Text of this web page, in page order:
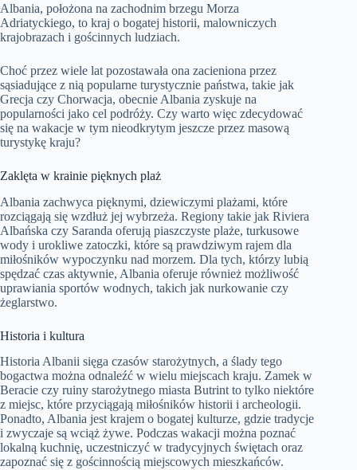
Albania, położona na zachodnim brzegu Morza
Adriatyckiego, to kraj o bogatej historii, malowniczych
krajobrazach i gościnnych ludziach.
Choć przez wiele lat pozostawała ona zacieniona przez
sąsiadujące z nią popularne turystycznie państwa, takie jak
Grecja czy Chorwacja, obecnie Albania zyskuje na
popularności jako cel podróży. Czy warto więc zdecydować
się na wakacje w tym nieodkrytym jeszcze przez masową
turystykę kraju?
Zaklęta w krainie pięknych plaż
Albania zachwyca pięknymi, dziewiczymi plażami, które
rozciągają się wzdłuż jej wybrzeża. Regiony takie jak Riviera
Albańska czy Saranda oferują piaszczyste plaże, turkusowe
wody i urokliwe zatoczki, które są prawdziwym rajem dla
miłośników wypoczynku nad morzem. Dla tych, którzy lubią
spędzać czas aktywnie, Albania oferuje również możliwość
uprawiania sportów wodnych, takich jak nurkowanie czy
żeglarstwo.
Historia i kultura
Historia Albanii sięga czasów starożytnych, a ślady tego
bogactwa można odnaleźć w wielu miejscach kraju. Zamek w
Beracie czy ruiny starożytnego miasta Butrint to tylko niektóre
z miejsc, które przyciągają miłośników historii i archeologii.
Ponadto, Albania jest krajem o bogatej kulturze, gdzie tradycje
i zwyczaje są wciąż żywe. Podczas wakacji można poznać
lokalną kuchnię, uczestniczyć w tradycyjnych świętach oraz
zapoznać się z gościnnością miejscowych mieszkańców.